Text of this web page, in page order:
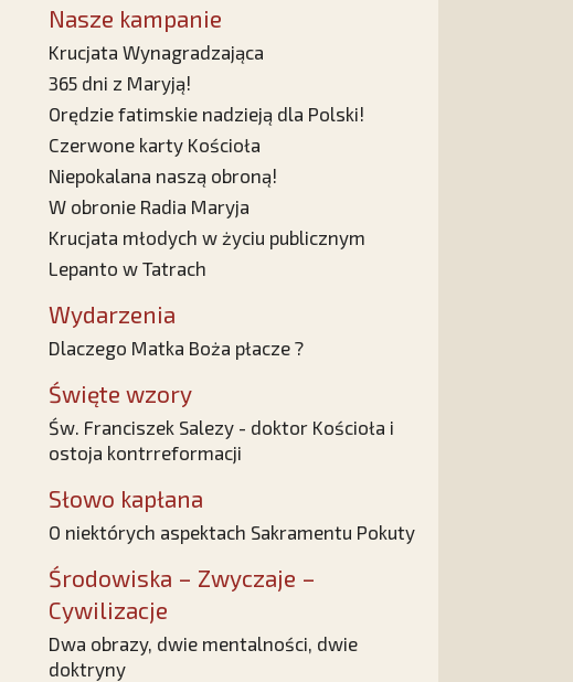
Nasze kampanie
Krucjata Wynagradzająca
365 dni z Maryją!
Orędzie fatimskie nadzieją dla Polski!
Czerwone karty Kościoła
Niepokalana naszą obroną!
W obronie Radia Maryja
Krucjata młodych w życiu publicznym
Lepanto w Tatrach
Wydarzenia
Dlaczego Matka Boża płacze ?
Święte wzory
Św. Franciszek Salezy - doktor Kościoła i
ostoja kontrreformacji
Słowo kapłana
O niektórych aspektach Sakramentu Pokuty
Środowiska – Zwyczaje –
Cywilizacje
Dwa obrazy, dwie mentalności, dwie
doktryny